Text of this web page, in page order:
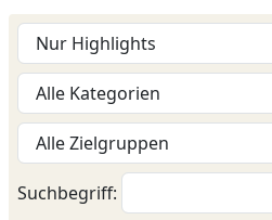
Suchbegriff: